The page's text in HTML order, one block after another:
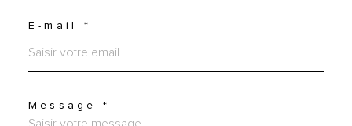
E-mail *
Message *